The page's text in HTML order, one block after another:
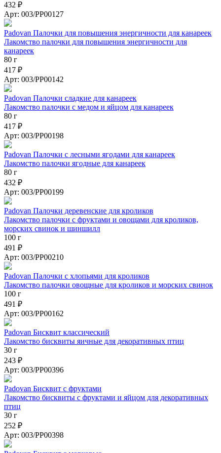
432 ₽
Арт: 003/PP00127
Padovan Палочки для повышения энергичности для канареек
Лакомство палочки для повышения энергичности для
канареек
80 г
417 ₽
Арт: 003/PP00142
Padovan Палочки сладкие для канареек
Лакомство палочки с медом и яйцом для канареек
80 г
417 ₽
Арт: 003/PP00198
Padovan Палочки с лесными ягодами для канареек
Лакомство палочки ягодные для канареек
80 г
432 ₽
Арт: 003/PP00199
Padovan Палочки деревенские для кроликов
Лакомство палочки с фруктами и овощами для кроликов,
морских свинок и шиншилл
100 г
491 ₽
Арт: 003/PP00210
Padovan Палочки с хлопьями для кроликов
Лакомство палочки овощные для кроликов и морских свинок
100 г
491 ₽
Арт: 003/PP00162
Padovan Бисквит классический
Лакомство бисквиты яичные для декоративных птиц
30 г
243 ₽
Арт: 003/PP00396
Padovan Бисквит с фруктами
Лакомство бисквиты с фруктами и яйцом для декоративных
птиц
30 г
252 ₽
Арт: 003/PP00398